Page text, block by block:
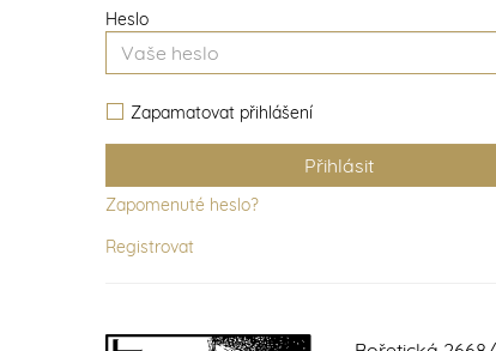
Heslo
Zapamatovat přihlášení
Zapomenuté heslo?
Registrovat